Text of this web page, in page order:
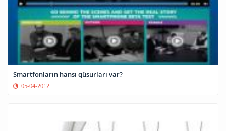
Smartfonların hansı qüsurları var?
05-04-2012